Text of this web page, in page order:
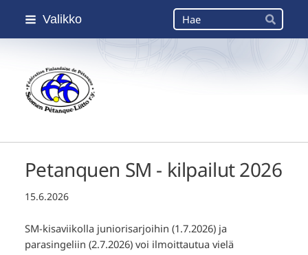
Siirry
Valikko Haku
Hae
Suomen Petanque-Liitto
Petanquen SM - kilpailut 2026
15.6.2026
SM-kisaviikolla juniorisarjoihin (1.7.2026) ja
parasingeliin (2.7.2026) voi ilmoittautua vielä